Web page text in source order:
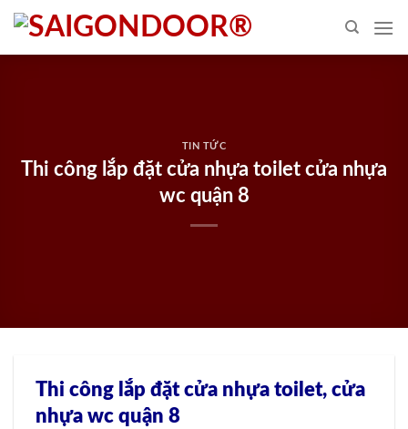
Skip
content
TIN TỨC
Thi công lắp đặt cửa nhựa toilet cửa nhựa
wc quận 8
Thi công lắp đặt cửa nhựa toilet, cửa
nhựa wc quận 8